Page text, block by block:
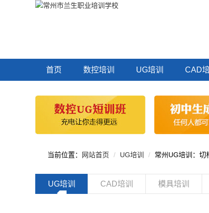
首页 数控培训 UG培训 CAD培
当前位置： 网站首页 UG培训 常州UG培训：切
UG培训
◆
CAD培训 模具培训